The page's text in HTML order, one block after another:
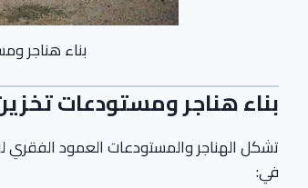
بناء هناجر
بناء هناجر ومستودعات
تشكل الهناجر والمستودعات العمود
في: